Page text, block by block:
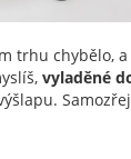
trhu chybělo,
vyladěné